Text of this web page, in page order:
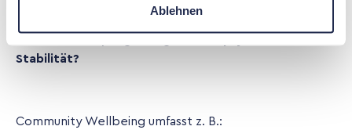
Ablehnen
Stabilität?
Community Wellbeing umfasst z. B.: